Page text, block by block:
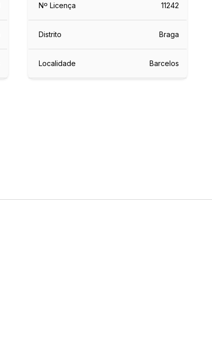
Nº Licença 11242
Distrito Braga
Localidade Barcelos